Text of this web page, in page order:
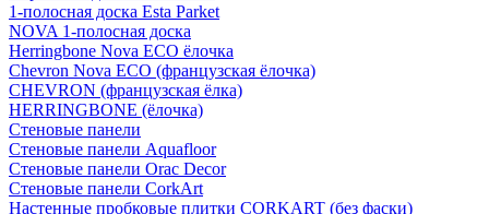
1-полосная доска Esta Parket
NOVA 1-полосная доска
Herringbone Nova ECO ёлочка
Chevron Nova ECO (французская ёлочка)
CHEVRON (французская ёлка)
HERRINGBONE (ёлочка)
Стеновые панели
Стеновые панели Aquafloor
Стеновые панели Orac Decor
Стеновые панели CorkArt
Настенные пробковые плитки CORKART (без фаски)